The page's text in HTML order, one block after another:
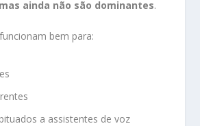
ainda não são dominantes.
bem para:
a assistentes de voz